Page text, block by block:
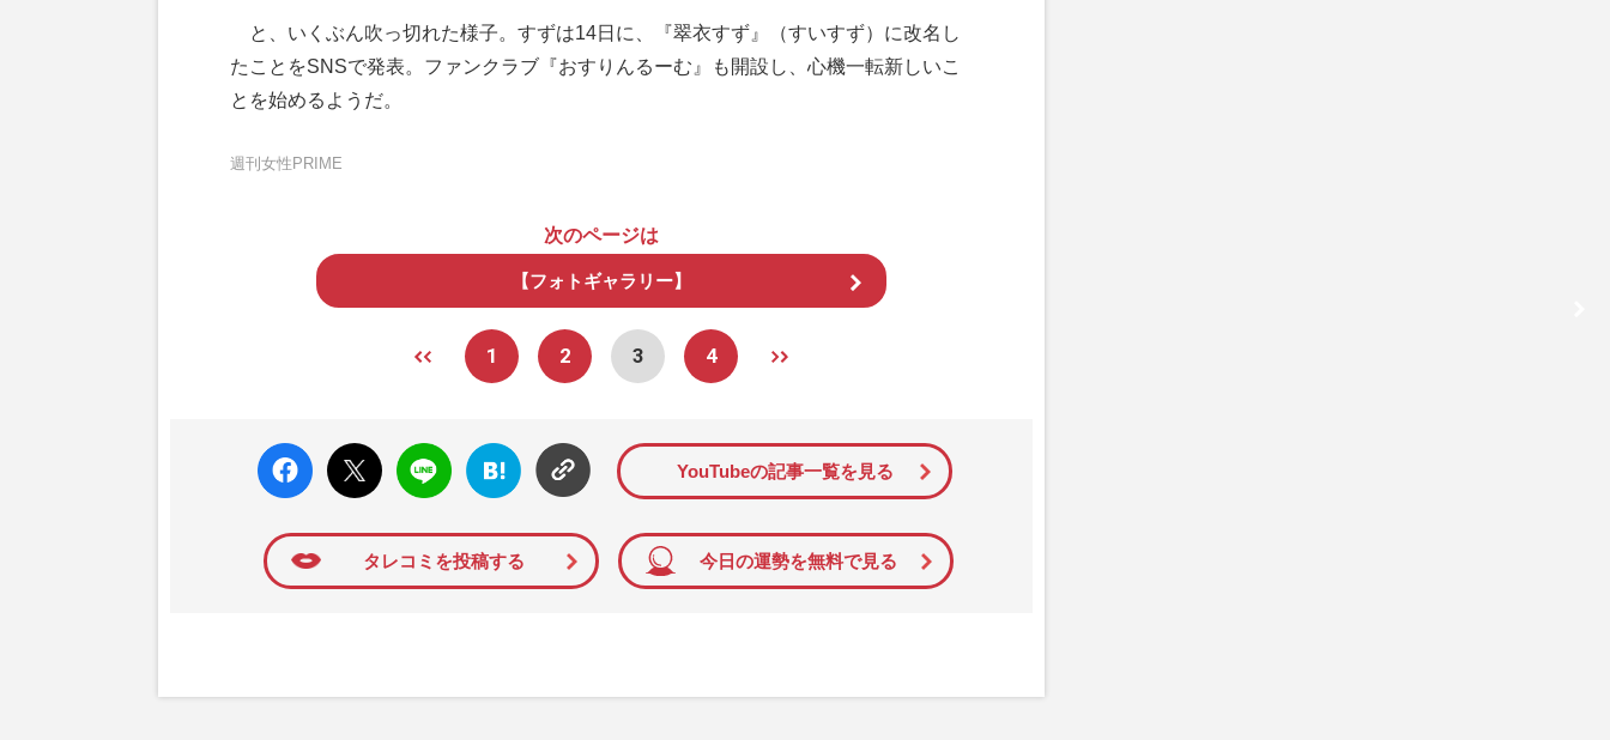
と、いくぶん吹っ切れた様子。すずは14日に、『翠衣すず』（すいすず）に改名し
たことをSNSで発表。ファンクラブ『おすりんるーむ』も開設し、心機一転新しいこ
とを始めるようだ。
週刊女性PRIME
次のページは
【フォトギャラリー】
1 2 3 4
faceboo
k いい
ね
X ポス
ト
LINE
はてな
ブック
マーク
YouTubeの記事一覧を見る
タレコミを投稿する 今日の運勢を無料で見る